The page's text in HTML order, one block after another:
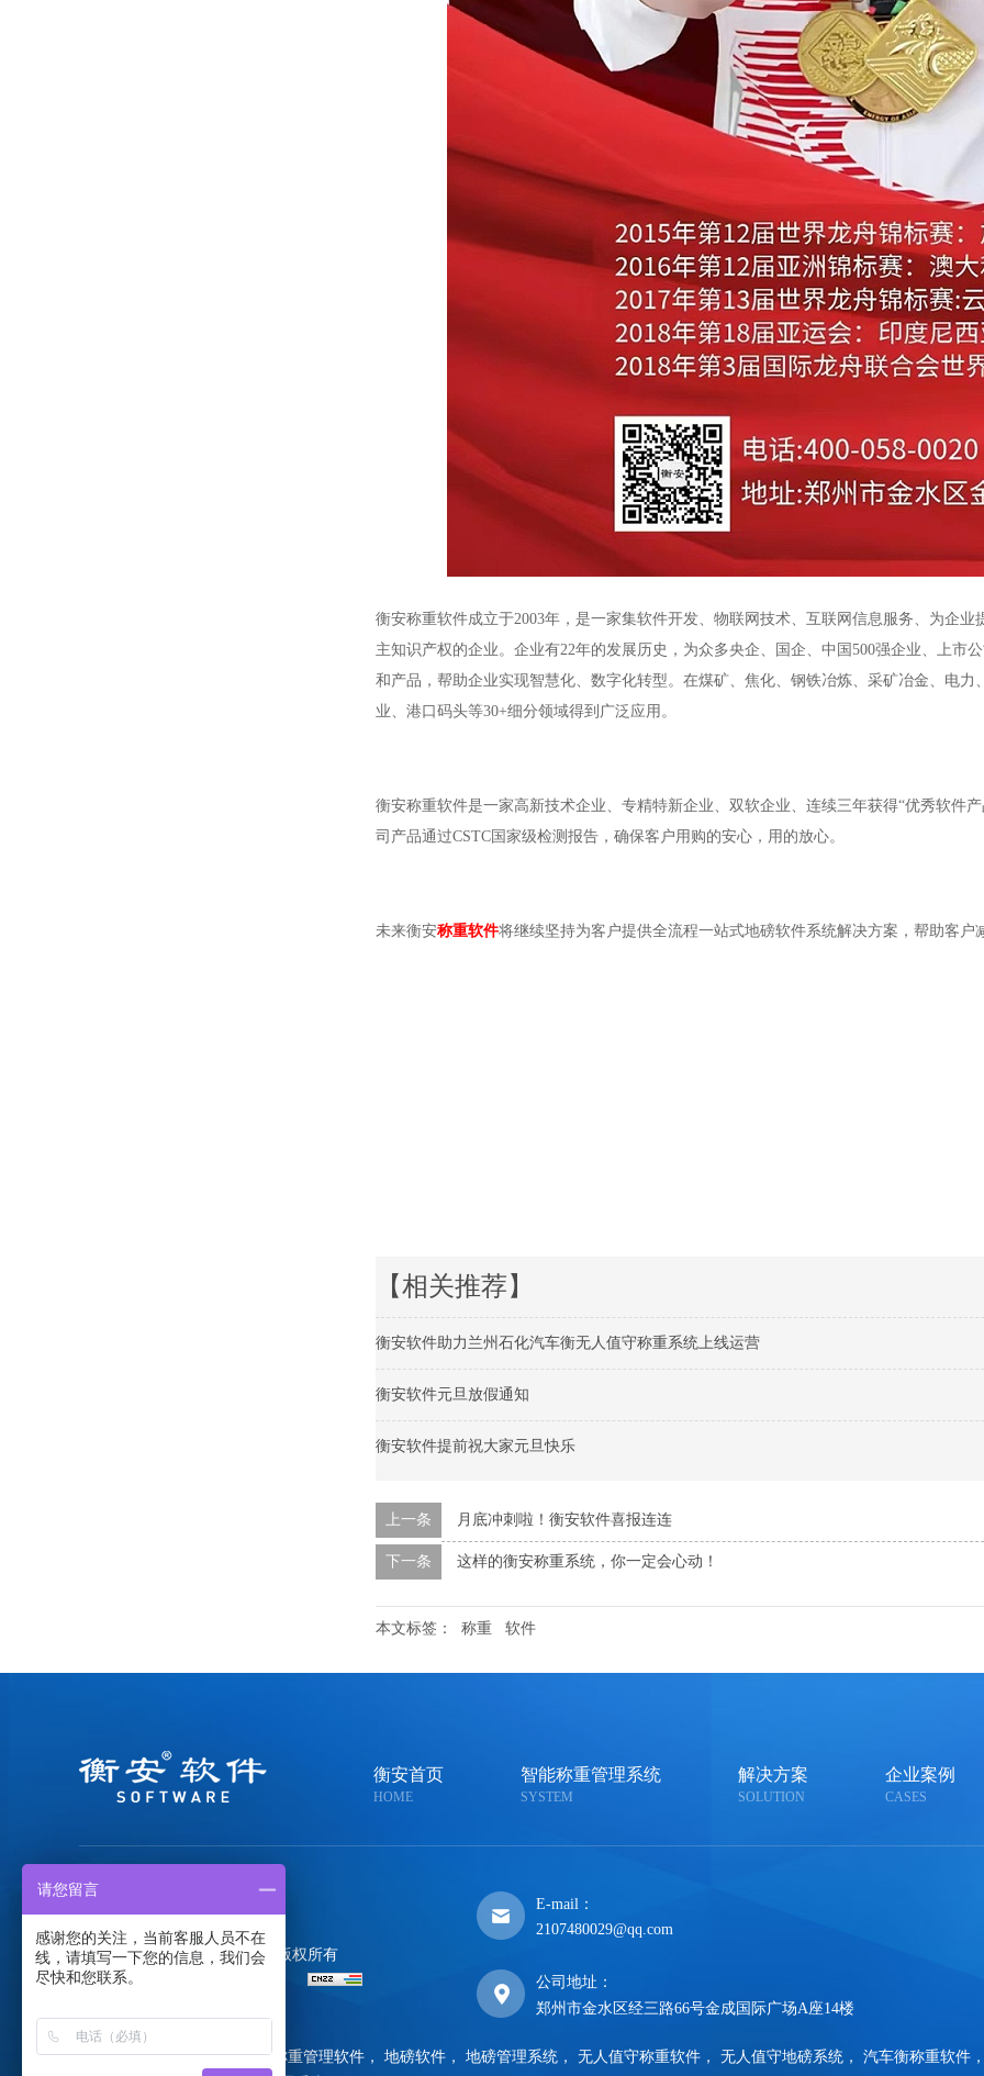
衡安称重软件成立于2003年，是一家集软件开发、物联网技术、互联网信息服务、为企
主知识产权的企业。企业有22年的发展历史，为众多央企、国企、中国500强企业、上市
和产品，帮助企业实现智慧化、数字化转型。在煤矿、焦化、钢铁冶炼、采矿冶金、电
业、港口码头等30+细分领域得到广泛应用。
衡安称重软件是一家高新技术企业、专精特新企业、双软企业、连续三年获得“优秀软件
司产品通过CSTC国家级检测报告，确保客户用购的安心，用的放心。
未来衡安称重软件将继续坚持为客户提供全流程一站式地磅软件系统解决方案，帮助客
【相关推荐】
衡安软件助力兰州石化汽车衡无人值守称重系统上线运营
衡安软件元旦放假通知
衡安软件提前祝大家元旦快乐
上一条 月底冲刺啦！衡安软件喜报连连
下一条 这样的衡安称重系统，你一定会心动！
本文标签： 称重 软件
衡安首页
HOME
智能称重管理系统
SYSTEM
解决方案
SOLUTION
企业案例
CASES
郑州金恒电子技术有限公司
版权所有
备案号：
E-mail：
2107480029@qq.com
公司地址：
郑州市金水区经三路66号金成国际广场A座14楼
衡安主营产品：称重软件， 称重管理软件 ， 地磅软件 ， 地磅管理系统 ， 无人值守称重软件 ， 无人值守地磅系统 ， 汽车衡称重软件
请您留言
感谢您的关注，当前客服人员不在
线，请填写一下您的信息，我们会
尽快和您联系。